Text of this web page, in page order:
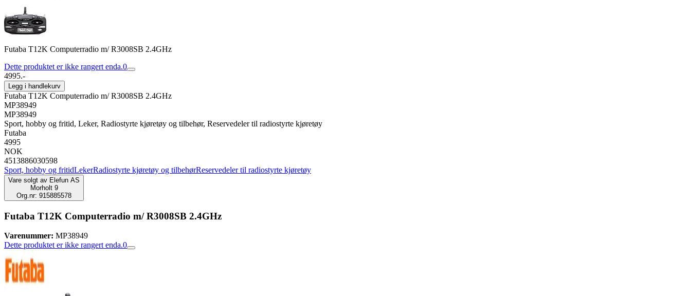
Futaba T12K Computerradio m/ R3008SB 2.4GHz
Dette produktet er ikke rangert enda.0
4995.-
Legg i handlekurv
Futaba T12K Computerradio m/ R3008SB 2.4GHz
MP38949
MP38949
Sport, hobby og fritid, Leker, Radiostyrte kjøretøy og tilbehør, Reservedeler til radiostyrte kjøretøy
Futaba
4995
NOK
4513886030598
Sport, hobby og fritidLekerRadiostyrte kjøretøy og tilbehørReservedeler til radiostyrte kjøretøy
Vare solgt av Elefun AS
Morholt 9
Org.nr: 915885578
Futaba T12K Computerradio m/ R3008SB 2.4GHz
Varenummer: MP38949
Dette produktet er ikke rangert enda.0